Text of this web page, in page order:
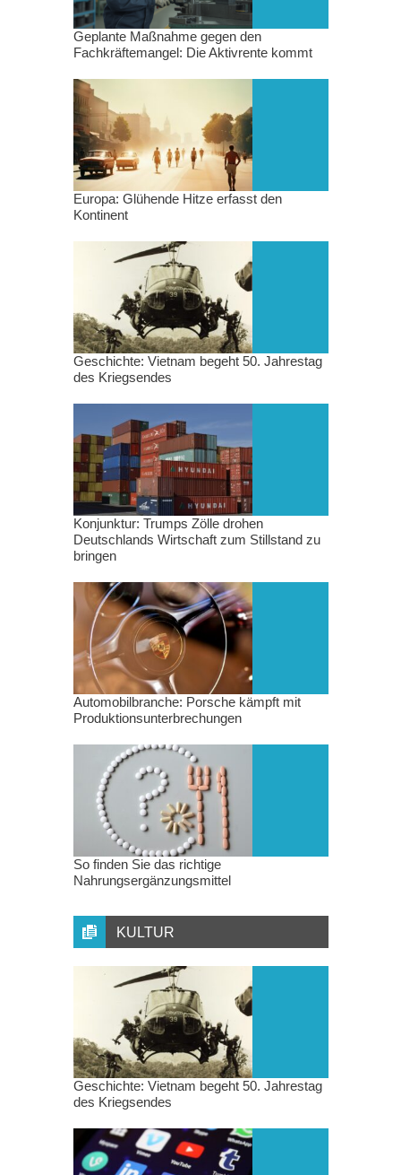
Geplante Maßnahme gegen den
Fachkräftemangel: Die Aktivrente kommt
Europa: Glühende Hitze erfasst den
Kontinent
Geschichte: Vietnam begeht 50. Jahrestag
des Kriegsendes
Konjunktur: Trumps Zölle drohen
Deutschlands Wirtschaft zum Stillstand zu
bringen
Automobilbranche: Porsche kämpft mit
Produktionsunterbrechungen
So finden Sie das richtige
Nahrungsergänzungsmittel
KULTUR
Geschichte: Vietnam begeht 50. Jahrestag
des Kriegsendes